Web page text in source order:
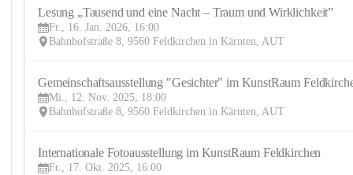
Lesung „Tausend und eine Nacht – Traum und Wirklichkeit”
Fr., 16. Jan. 2026, 16:00
Bahnhofstraße 8, 9560 Feldkirchen in Kärnten, AUT
Gemeinschaftsausstellung "Gesichter" im KunstRaum
Mi., 12. Nov. 2025, 18:00
Bahnhofstraße 8, 9560 Feldkirchen in Kärnten, AUT
Internationale Fotoausstellung im KunstRaum Feldkirchen
Fr., 17. Okt. 2025, 16:00